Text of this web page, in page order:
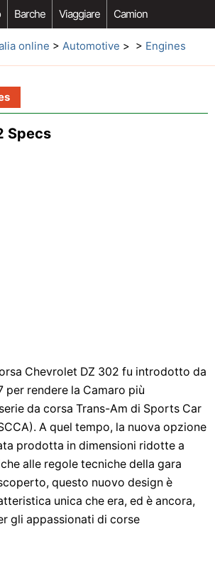
Barche Viaggiare Camion
Auto Car Opzioni Aftermarket
online > Automotive > > Engines
Specs
Chevrolet DZ 302 fu introdotto da
per rendere la Camaro più
da corsa Trans-Am di Sports Car
A quel tempo, la nuova opzione
prodotta in dimensioni ridotte a
alle regole tecniche della gara
questo nuovo design è
unica che era, ed è ancora,
gli appassionati di corse